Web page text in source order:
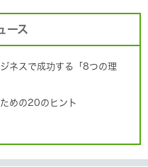
ース
ネスで成功する「8つの理
めの20のヒント